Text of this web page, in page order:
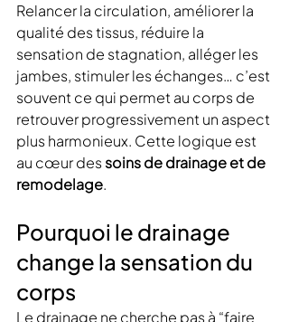
Relancer la circulation, améliorer la
qualité des tissus, réduire la
sensation de stagnation, alléger les
jambes, stimuler les échanges… c’est
souvent ce qui permet au corps de
retrouver progressivement un aspect
plus harmonieux. Cette logique est
au cœur des soins de drainage et de
remodelage.
Pourquoi le drainage
change la sensation du
corps
Le drainage ne cherche pas à “faire